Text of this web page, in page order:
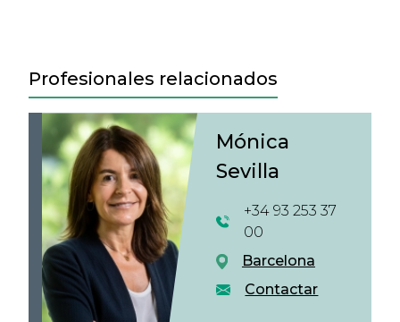
Profesionales relacionados
Mónica
Sevilla
+34 93 253 37
00
Barcelona
Contactar